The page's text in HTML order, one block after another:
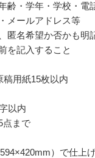
齢・学年・学校・電
メールアドレス等
匿名希望か否かも明
を記入すること
用紙15枚以内
以内
点まで
）で仕上